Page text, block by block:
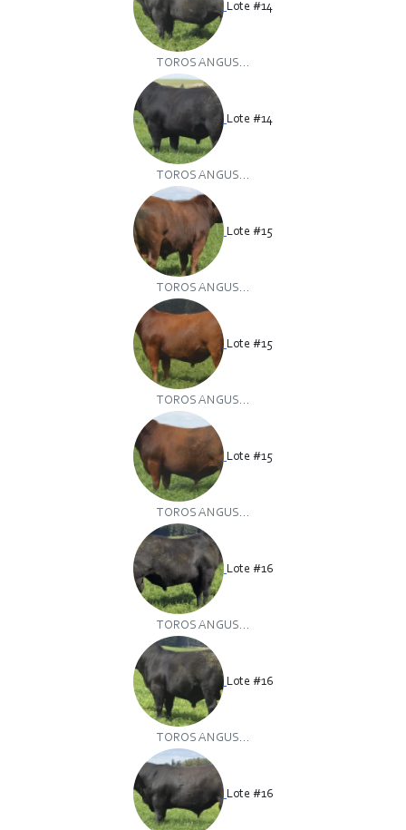
Lote #14
TOROS ANGUS...
Lote #14
TOROS ANGUS...
Lote #15
TOROS ANGUS...
Lote #15
TOROS ANGUS...
Lote #15
TOROS ANGUS...
Lote #16
TOROS ANGUS...
Lote #16
TOROS ANGUS...
Lote #16